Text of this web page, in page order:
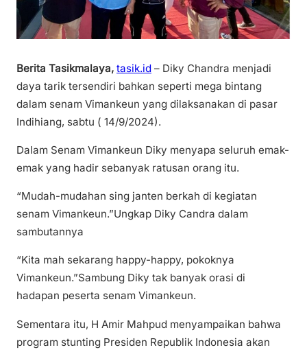
Berita Tasikmalaya, tasik.id – Diky Chandra menjadi
daya tarik tersendiri bahkan seperti mega bintang
dalam senam Vimankeun yang dilaksanakan di pasar
Indihiang, sabtu ( 14/9/2024).
Dalam Senam Vimankeun Diky menyapa seluruh emak-
emak yang hadir sebanyak ratusan orang itu.
“Mudah-mudahan sing janten berkah di kegiatan
senam Vimankeun.”Ungkap Diky Candra dalam
sambutannya
“Kita mah sekarang happy-happy, pokoknya
Vimankeun.”Sambung Diky tak banyak orasi di
hadapan peserta senam Vimankeun.
Sementara itu, H Amir Mahpud menyampaikan bahwa
program stunting Presiden Republik Indonesia akan